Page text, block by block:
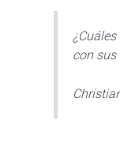
con sus